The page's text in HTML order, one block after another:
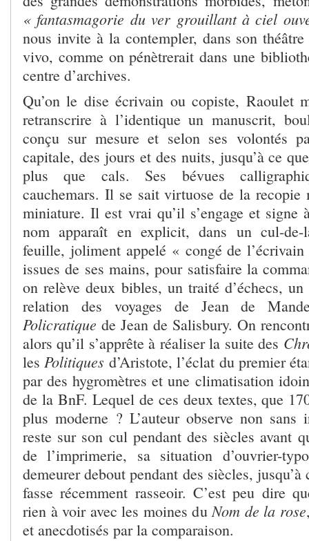
« fantasmagorie du ver grouillant à ciel
nous invite à la contempler, dans son
vivo, comme on pénètrerait dans une
centre d’archives.
Qu’on le dise écrivain ou copiste, Raoulet
retranscrire à l’identique un manuscrit,
conçu sur mesure et selon ses volontés
capitale, des jours et des nuits, jusqu’à ce
plus que cals. Ses bévues
cauchemars. Il se sait virtuose de la recopie
miniature. Il est vrai qu’il s’engage et signe
nom apparaît en explicit, dans un cul-
feuille, joliment appelé « congé de
issues de ses mains, pour satisfaire la
on relève deux bibles, un traité d’échecs,
relation des voyages de Jean de
Policratique de Jean de Salisbury. On
alors qu’il s’apprête à réaliser la suite des
lesPolitiques d’Aristote, l’éclat du premier
par des hygromètres et une climatisation
de la BnF. Lequel de ces deux textes, que
plus moderne ? L’auteur observe non
reste sur son cul pendant des siècles avant
de l’imprimerie, sa situation d’ouvrier-
demeurer debout pendant des siècles,
fasse récemment rasseoir. C’est peu dire
rien à voir avec les moines duNom de la rose
et anecdotisés par la comparaison.